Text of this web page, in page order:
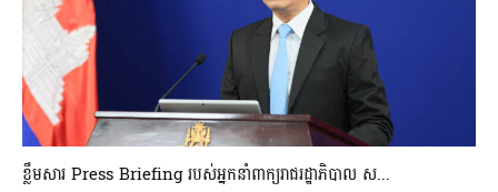
ខ្លឹមសារ Press Briefing របស់អ្នកនាំពាក្យរាជរដ្ឋាភិបាល ស...